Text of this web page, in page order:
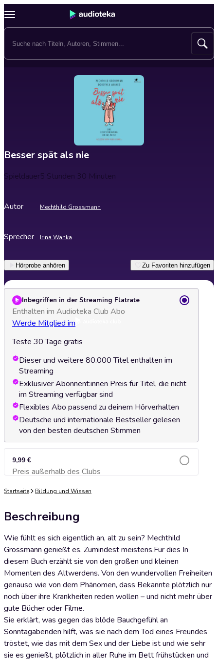
Besser spät als nie
Spieldauer5 Stunden 30 Minuten
Autor Mechthild Grossmann
Sprecher Irina Wanka
Hörprobe anhören Zu Favoriten hinzufügen
Inbegriffen in der Streaming Flatrate
Enthalten im Audioteka Club Abo
Werde Mitglied im
Teste 30 Tage gratis
Dieser und weitere 80.000 Titel enthalten im
Streaming
Exklusiver Abonnent:innen Preis für Titel, die nicht
im Streaming verfügbar sind
Flexibles Abo passend zu deinem Hörverhalten
Deutsche und internationale Bestseller gelesen
von den besten deutschen Stimmen
9,99 €
Preis außerhalb des ClubsZum Warenkorb hinzufügen
Startseite Bildung und Wissen
Beschreibung
Wie fühlt es sich eigentlich an, alt zu sein? Mechthild
Grossmann genießt es. Zumindest meistens.Für dies In
diesem Buch erzählt sie von den großen und kleinen
Momenten des Altwerdens. Von den wundervollen Freiheiten
genauso wie von dem Phänomen, dass Bekannte plötzlich nur
noch über ihre Krankheiten reden wollen – und nicht mehr über
gute Bücher oder Filme.
Sie erklärt, was gegen das blöde Bauchgefühl an
Sonntagabenden hilft, was sie nach dem Tod eines Freundes
tröstet, wie das mit dem Sex und der Liebe ist und wie sehr
sie es genießt, plötzlich in aller Ruhe im Bett frühstücken und